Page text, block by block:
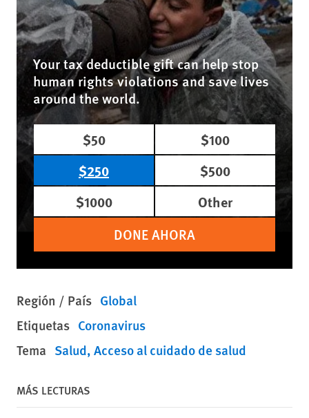
Your tax deductible gift can help stop
human rights violations and save lives
around the world.
$50
$100
$250
$500
$1000
Other
DONE AHORA
Región / País Global
Etiquetas Coronavirus
Tema Salud Acceso al cuidado de salud
MÁS LECTURAS